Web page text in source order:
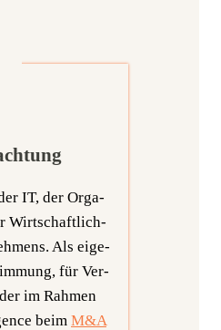
IT, der Orga­
Wirt­schaft­lich­
Als eige­
für Ver­
im Rah­men
beim M&A